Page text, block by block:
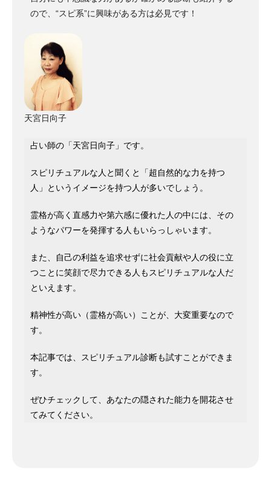
ので、“スピ系”に興味がある方は必見です！
天宮日向子
占い師の「天宮日向子」です。
スピリチュアルな人と聞くと「超自然的な力を持つ
人」というイメージを持つ人が多いでしょう。
霊格が高く直感力や第六感に優れた人の中には、その
ようなパワーを発揮する人もいらっしゃいます。
また、自己の利益を追求せずに社会貢献や人の役に立
つことに笑顔で尽力できる人もスピリチュアルな人だ
といえます。
精神性が高い（霊格が高い）ことが、大変重要なので
す。
本記事では、スピリチュアル診断も試すことができま
す。
ぜひチェックして、あなたの隠された能力を開花させ
てみてください。